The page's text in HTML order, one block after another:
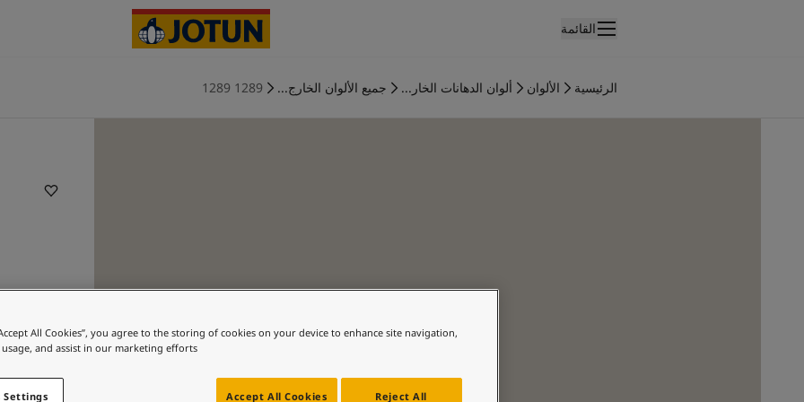
القائمة
الرئيسية الألوان ألوان الدهانات الخار... جميع الألوان الخارج... 1289 1289
All Cookies”, you agree to the storing of cookies on your device to enhance site navigation,
usage, and assist in our marketing efforts.
Reject All
Accept All Cookies
Settings